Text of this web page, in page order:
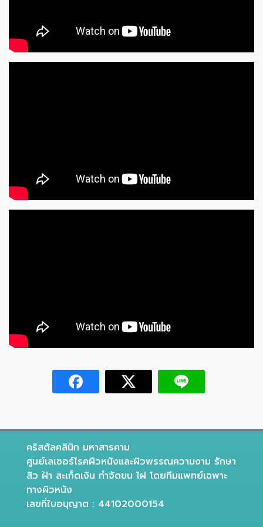
คริสตัลคลินิก มหาสารคาม
ศูนย์เลเซอร์โรคผิวหนังและผิวพรรณความงาม รักษา
สิว ฝ้า สะเก็ดเงิน กำจัดขน ไฝ โดยทีมแพทย์เฉพาะ
ทางผิวหนัง
เลขที่ใบอนุญาต : 44102000154